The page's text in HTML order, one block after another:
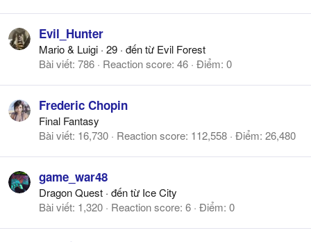
Evil_Hunter
Mario & Luigi · 29 · đến từ Evil Forest
Bài viết 786 Reaction score 46 Điểm 0
Frederic Chopin
Final Fantasy
Bài viết 16,730 Reaction score 112,558 Điểm 26,480
game_war48
Dragon Quest · đến từ Ice City
Bài viết 1,320 Reaction score 6 Điểm 0